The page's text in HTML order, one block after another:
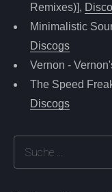
Remixes)],
Minimalistic
Discogs
Vernon -
The Speed
Discogs